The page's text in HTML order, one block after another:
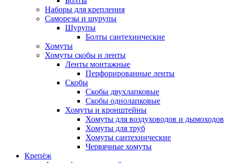
Наборы для крепления
Саморезы и шурупы
Шурупы
Болты сантехнические
Хомуты
Хомуты скобы и ленты
Ленты монтажные
Перфорированные ленты
Скобы
Скобы двухлапковые
Скобы однолапковые
Хомуты и кронштейны
Хомуты для воздуховодов и дымоходов
Хомуты для труб
Хомуты сантехнические
Червячные хомуты
Крепёж